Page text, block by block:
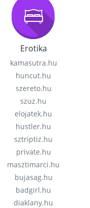
Erotika
kamasutra.hu
huncut.hu
szereto.hu
szuz.hu
elojatek.hu
hustler.hu
sztriptiz.hu
private.hu
masztimarci.hu
bujasag.hu
badgirl.hu
diaklany.hu